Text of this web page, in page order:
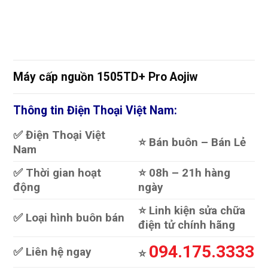
Máy cấp nguồn 1505TD+ Pro Aojiw
Thông tin Điện Thoại Việt Nam:
✅ Điện Thoại Việt
Nam
⭐️ Bán buôn – Bán Lẻ
✅ Thời gian hoạt
động
⭐️ 08h – 21h hàng
ngày
✅ Loại hình buôn bán
⭐️ Linh kiện sửa chữa
điện tử chính hãng
✅ Liên hệ ngay
⭐️ 094.175.3333